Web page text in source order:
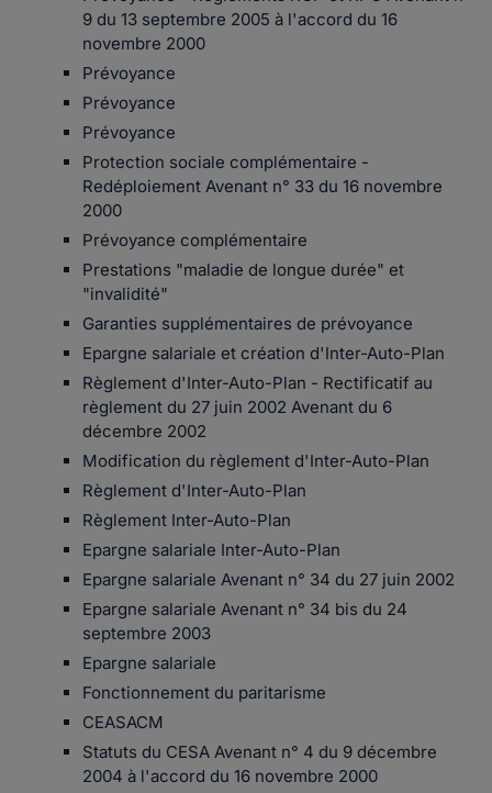
9 du 13 septembre 2005 à l'accord du 16
novembre 2000
Prévoyance
Prévoyance
Prévoyance
Protection sociale complémentaire -
Redéploiement Avenant n° 33 du 16 novembre
2000
Prévoyance complémentaire
Prestations "maladie de longue durée" et
"invalidité"
Garanties supplémentaires de prévoyance
Epargne salariale et création d'Inter-Auto-Plan
Règlement d'Inter-Auto-Plan - Rectificatif au
règlement du 27 juin 2002 Avenant du 6
décembre 2002
Modification du règlement d'Inter-Auto-Plan
Règlement d'Inter-Auto-Plan
Règlement Inter-Auto-Plan
Epargne salariale Inter-Auto-Plan
Epargne salariale Avenant n° 34 du 27 juin 2002
Epargne salariale Avenant n° 34 bis du 24
septembre 2003
Epargne salariale
Fonctionnement du paritarisme
CEASACM
Statuts du CESA Avenant n° 4 du 9 décembre
2004 à l'accord du 16 novembre 2000